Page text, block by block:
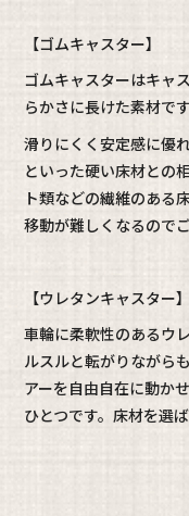
【ゴムキャスター】
ゴムキャスターはキャ
らかさに長けた素材です
滑りにくく安定感に優
といった硬い床材との
ト類などの繊維のある
移動が難しくなるので
【ウレタンキャスター】
車輪に柔軟性のあるウ
ルスルと転がりながら
アーを自由自在に動か
ひとつです。床材を選